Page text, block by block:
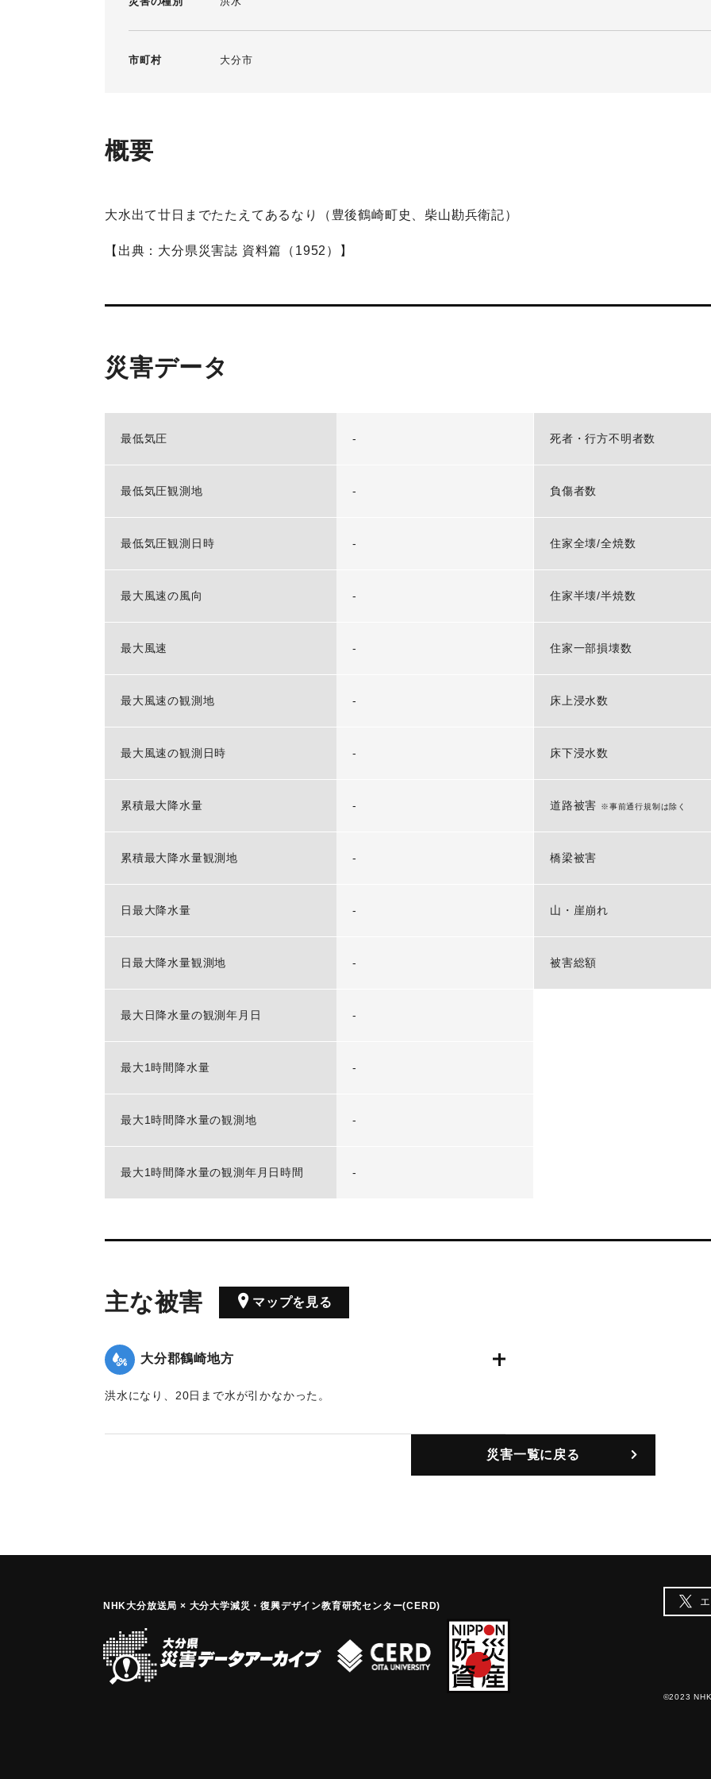
市町村 大分市
概要
大水出て廿日までたたえてあるなり（豊後鶴崎町史、柴山勘兵衛記）
【出典：大分県災害誌 資料篇（1952）】
災害データ
最低気圧 -
最低気圧観測地 -
最低気圧観測日時 -
最大風速の風向 -
最大風速 -
最大風速の観測地 -
最大風速の観測日時 -
累積最大降水量 -
累積最大降水量観測地 -
日最大降水量 -
日最大降水量観測地 -
最大日降水量の観測年月日 -
最大1時間降水量 -
最大1時間降水量の観測地 -
最大1時間降水量の観測年月日時間 -
死者・行方不明者数
負傷者数
住家全壊/全焼数
住家半壊/半焼数
住家一部損壊数
床上浸水数
床下浸水数
道路被害 ※事前通行規制は除く
橋梁被害
山・崖崩れ
被害総額
主な被害 マップを見る
大分郡鶴崎地方
洪水になり、20日まで水が引かなかった。
｜固有コード:00034001
災害一覧に戻る
NHK大分放送局 × 大分大学減災 ・復興デザイン教育研究センター(CERD)
©2023